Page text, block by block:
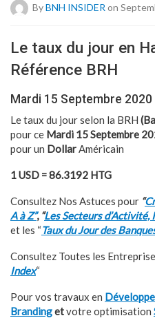
ByBNH INSIDER on
Le taux du jour en
Référence BRH
Mardi 15 Septembre 2020
Le taux du jour selon la BRH
pour ce Mardi 15 Septembre
pour un DollarAméricain
1 USD =86.3192 HTG
Consultez Nos Astuces pour “
A à Z”, “Les Secteurs
et les “Taux du Jour des
Consultez Toutes les
Index“
Pour vos travaux en
Brandingetvotre optimisation